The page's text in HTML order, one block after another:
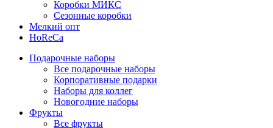
Коробки МИКС
Сезонные коробки
Мелкий опт
HoReCa
Подарочные наборы
Все подарочные наборы
Корпоративные подарки
Наборы для коллег
Новогодние наборы
Фрукты
Все фрукты